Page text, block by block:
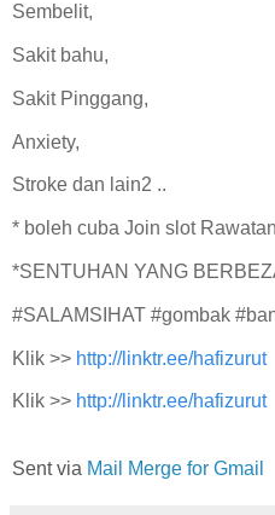
Sembelit,
Sakit bahu,
Sakit Pinggang,
Anxiety,
Stroke dan lain2 ..
* boleh cuba Join slot
*SENTUHAN YANG
#SALAMSIHAT #gombak
Klik >> http://linktr.ee/hafizurut
Klik >> http://linktr.ee/hafizurut
Sent via Mail Merge for Gmail